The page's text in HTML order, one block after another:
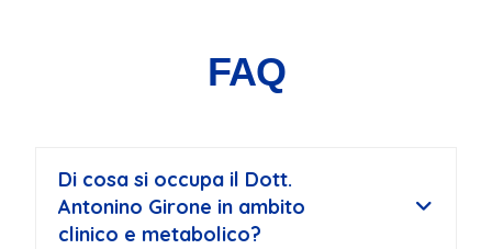
FAQ
Di cosa si occupa il Dott.
Antonino Girone in ambito
clinico e metabolico?